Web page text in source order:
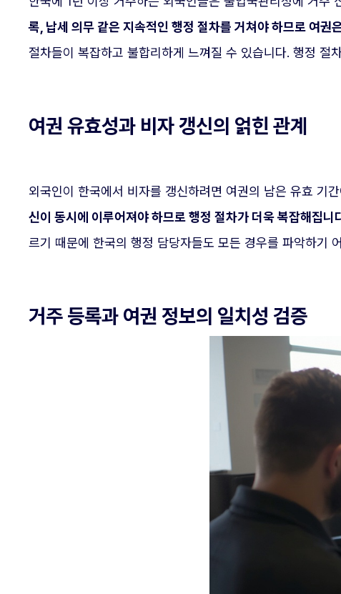
록, 납세 의무 같은 지속적인 행정 절차를 거쳐야 하므로 여
절차들이 복잡하고 불합리하게 느껴질 수 있습니다. 행정
여권 유효성과 비자 갱신의 얽힌 관계
외국인이 한국에서 비자를 갱신하려면 여권의 남은 유효 기
신이 동시에 이루어져야 하므로 행정 절차가 더욱 복잡해집니
르기 때문에 한국의 행정 담당자들도 모든 경우를 파악하기
거주 등록과 여권 정보의 일치성 검증